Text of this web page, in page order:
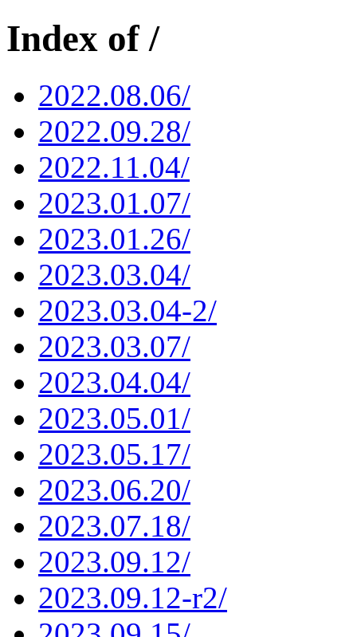
Index of /
2022.08.06/
2022.09.28/
2022.11.04/
2023.01.07/
2023.01.26/
2023.03.04/
2023.03.04-2/
2023.03.07/
2023.04.04/
2023.05.01/
2023.05.17/
2023.06.20/
2023.07.18/
2023.09.12/
2023.09.12-r2/